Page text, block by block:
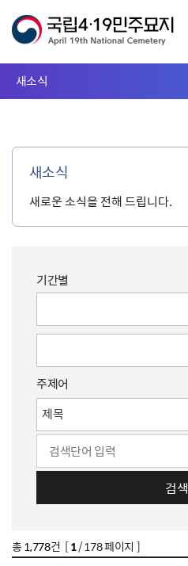
새소식
새소식
새로운 소식을 전해 드립니다.
기간별
주제어
검색
총 1,778건 [1/ 178 페이지 ]